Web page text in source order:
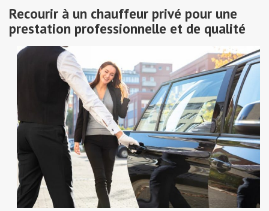
Recourir à un chauffeur privé pour une
prestation professionnelle et de qualité